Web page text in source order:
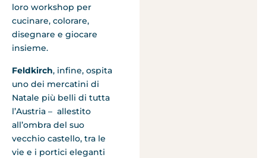
loro workshop per
cucinare, colorare,
disegnare e giocare
insieme.
Feldkirch, infine, ospita
uno dei mercatini di
Natale più belli di tutta
l’Austria – allestito
all’ombra del suo
vecchio castello, tra le
vie e i portici eleganti